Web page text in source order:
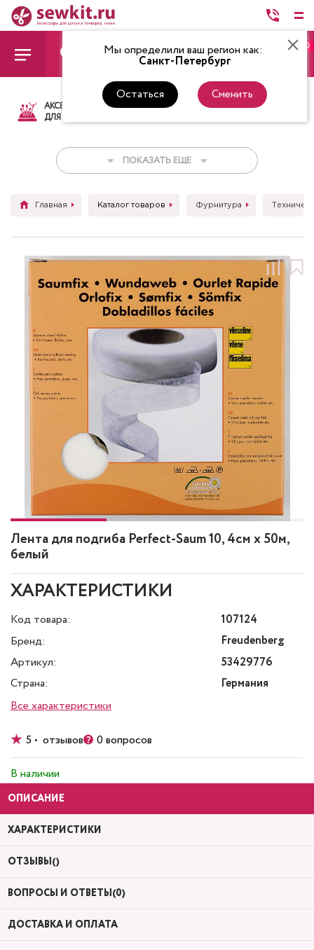
Мы определили ваш регион как:
Санкт-Петербург
Остаться Сменить
0
АКСЕССУАРЫ
ДЛЯ ШИТЬЯ
ТКАНИ НИТКИ
ПОКАЗАТЬ ЕЩЕ
Главная Каталог товаров Фурнитура
Лента для подгиба Perfect-Saum 10, 4см х 50м,
белый
ХАРАКТЕРИСТИКИ
Код товара:
107124
Бренд:
Freudenberg
Артикул:
53429776
Страна:
Германия
Все характеристики
5 • отзывов 0 вопросов
В наличии
ОПИСАНИЕ
ХАРАКТЕРИСТИКИ
ОТЗЫВЫ()
ВОПРОСЫ И ОТВЕТЫ(0)
ДОСТАВКА И ОПЛАТА